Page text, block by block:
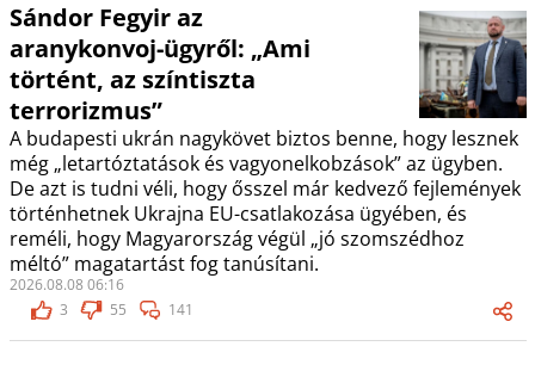
Sándor Fegyir az
aranykonvoj-ügyről: „Ami
történt, az színtiszta
terrorizmus”
A budapesti ukrán nagykövet biztos benne, hogy lesznek
még „letartóztatások és vagyonelkobzások” az ügyben.
De azt is tudni véli, hogy ősszel már kedvező fejlemények
történhetnek Ukrajna EU-csatlakozása ügyében, és
reméli, hogy Magyarország végül „jó szomszédhoz
méltó” magatartást fog tanúsítani.
2026.08.08 06:16
3
55 141